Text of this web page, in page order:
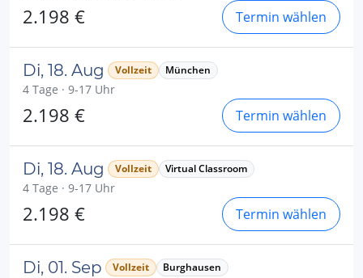
2.198 € Termin wählen
Di, 18. Aug Vollzeit München
4 Tage · 9-17 Uhr
2.198 € Termin wählen
Di, 18. Aug Vollzeit Virtual Classroom
4 Tage · 9-17 Uhr
2.198 € Termin wählen
Di, 01. Sep Vollzeit Burghausen